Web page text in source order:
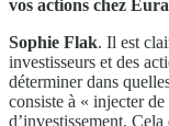
vos actions chez
Sophie Flak. Il est
investisseurs et des
déterminer dans
consiste à « injecter
d’investissement.